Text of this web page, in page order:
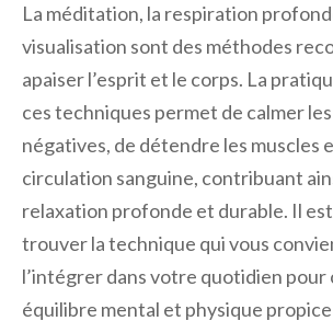
La méditation, la respiration
visualisation sont des méthodes
apaiser l’esprit et le corps. La
ces techniques permet de calmer
négatives, de détendre les muscles
circulation sanguine, contribuant
relaxation profonde et durable. Il
trouver la technique qui vous
l’intégrer dans votre quotidien pour
équilibre mental et physique